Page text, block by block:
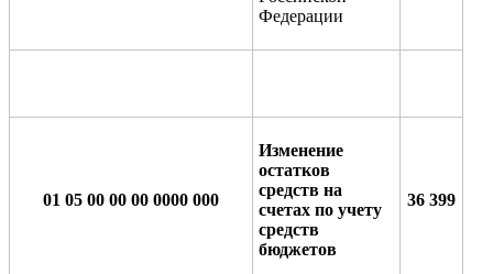
Федерации
01 05 00 00 00 0000 000
Изменение
остатков
средств на
счетах по учету
средств
бюджетов
36 399